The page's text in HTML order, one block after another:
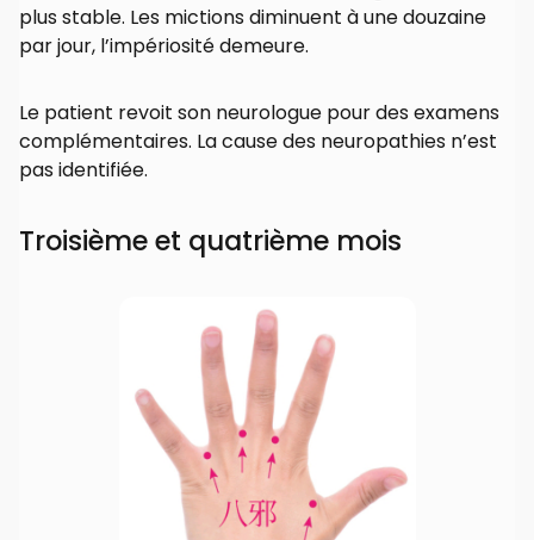
plus stable. Les mictions diminuent à une douzaine
par jour, l’impériosité demeure.
Le patient revoit son neurologue pour des examens
complémentaires. La cause des neuropathies n’est
pas identifiée.
Troisième et quatrième mois